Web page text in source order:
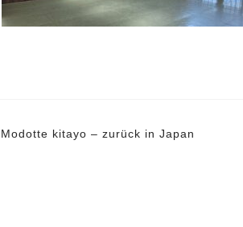
Post
Modotte kitayo – zurück in Japan